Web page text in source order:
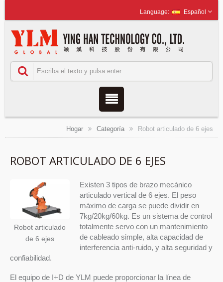
Español
Hogar Categoría Robot articulado de 6 ejes
ROBOT ARTICULADO DE 6 EJES
Robot articulado
de 6 ejes
Existen 3 tipos de brazo mecánico
articulado vertical de 6 ejes. El peso
máximo de carga se puede dividir en
7kg/20kg/60kg. Es un sistema de control
totalmente servo con un mantenimiento
de cableado simple, alta capacidad de
interferencia anti-ruido, y alta seguridad y
confiabilidad.
El equipo de I+D de YLM puede proporcionar la línea de